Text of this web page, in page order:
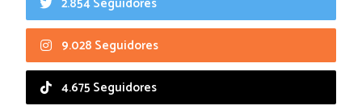
9.028 Seguidores
4.675 Seguidores